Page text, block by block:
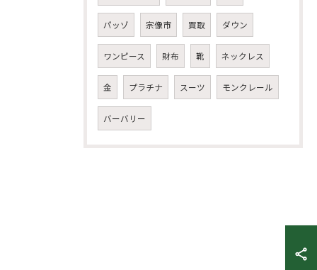
パッゾ 宗像市 買取 ダウン
ワンピース 財布 靴 ネックレス
金 プラチナ スーツ モンクレール
バーバリー